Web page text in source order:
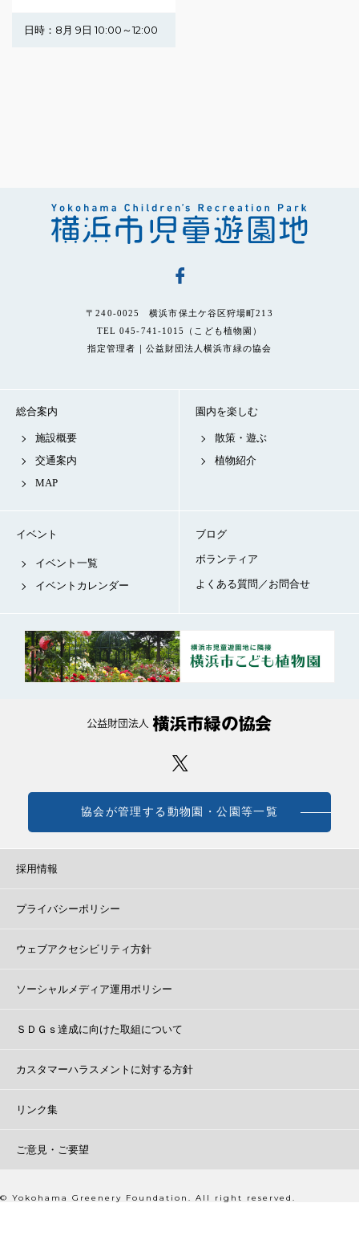
日時： 8月 9日10:00～12:00
〒240-0025 横浜市保土ケ谷区狩場町213
TEL 045-741-1015（こども植物園）
指定管理者｜公益財団法人横浜市緑の協会
総合案内
施設概要
交通案内
MAP
園内を楽しむ
散策・遊ぶ
植物紹介
イベント
イベント一覧
イベントカレンダー
ブログ
ボランティア
よくある質問／お問合せ
協会が管理する動物園・公園等一覧
採用情報
プライバシーポリシー
ウェブアクセシビリティ方針
ソーシャルメディア運用ポリシー
ＳＤＧｓ達成に向けた取組について
カスタマーハラスメントに対する方針
リンク集
ご意見・ご要望
© Yokohama Greenery Foundation. All right reserved.